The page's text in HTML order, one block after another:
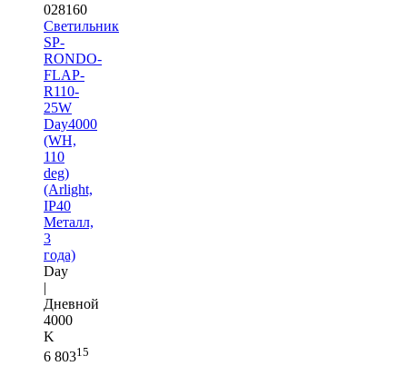
028160
Светильник
SP-
RONDO-
FLAP-
R110-
25W
Day4000
(WH,
110
deg)
(Arlight,
IP40
Металл,
3
года)
Day
|
Дневной
4000
K
6 80315